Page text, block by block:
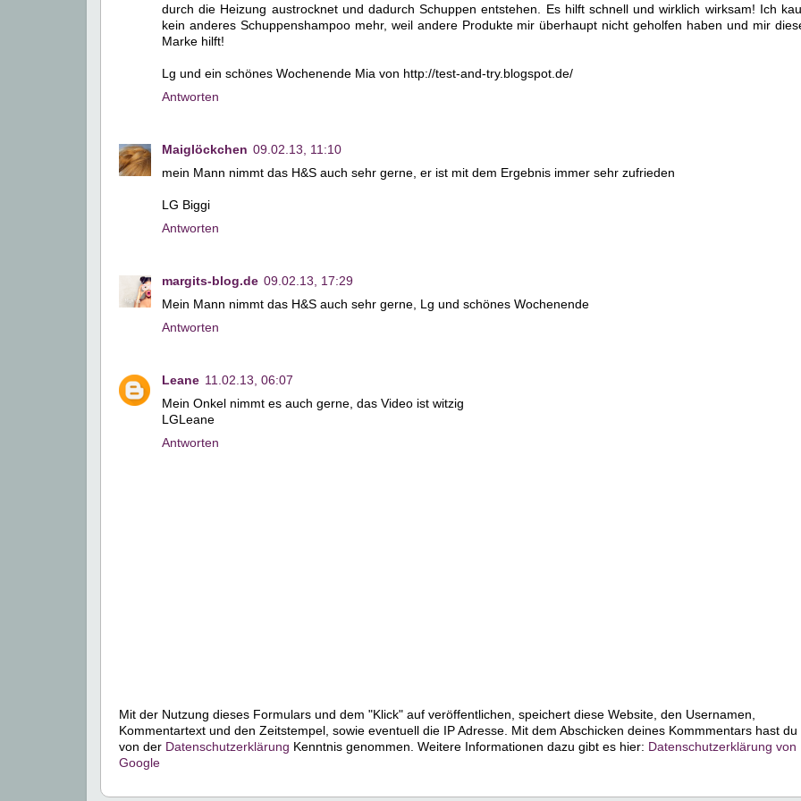
durch die Heizung austrocknet und dadurch Schuppen entstehen. Es hilft schnell und wirklich wirksam! Ich
kein anderes Schuppenshampoo mehr, weil andere Produkte mir überhaupt nicht geholfen haben und mir
Marke hilft!
Lg und ein schönes Wochenende Mia von http://test-and-try.blogspot.de/
Antworten
Maiglöckchen 09.02.13, 11:10
mein Mann nimmt das H&S auch sehr gerne, er ist mit dem Ergebnis immer sehr zufrieden
LG Biggi
Antworten
margits-blog.de 09.02.13, 17:29
Mein Mann nimmt das H&S auch sehr gerne, Lg und schönes Wochenende
Antworten
Leane 11.02.13, 06:07
Mein Onkel nimmt es auch gerne, das Video ist witzig
LGLeane
Antworten
Mit der Nutzung dieses Formulars und dem "Klick" auf veröffentlichen, speichert diese Website, den Usernamen,
Kommentartext und den Zeitstempel, sowie eventuell die IP Adresse. Mit dem Abschicken deines Kommmentars hast du
von der Datenschutzerklärung Kenntnis genommen. Weitere Informationen dazu gibt es hier: Datenschutzerklärung von
Google